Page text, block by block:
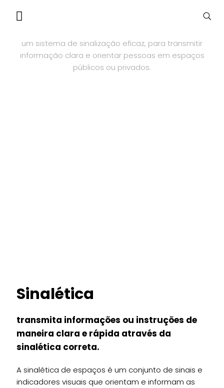
um sistema de sinalização eficaz, para transmitir
informação clara e orientar pessoas em espaços
públicos ou privados.
Sinalética
transmita informações ou instruções de
maneira clara e rápida através da
sinalética correta.
A sinalética de espaços é um conjunto de sinais e
indicadores visuais que orientam e informam as